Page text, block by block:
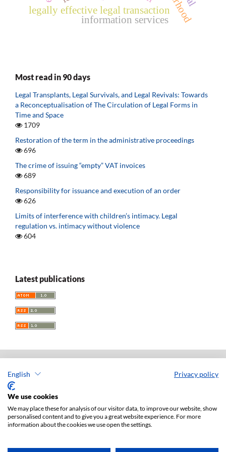
English Privacy policy
We use cookies
We may place these for analysis of our visitor data, to improve our website, show
personalised content and to give you a great website experience. For more
information about the cookies we use open the settings.
legally effective legal transaction
information services
Most read in 90 days
Legal Transplants, Legal Survivals, and Legal Revivals: Towards
a Reconceptualisation of The Circulation of Legal Forms in
Time and Space
1709
Restoration of the term in the administrative proceedings
696
The crime of issuing “empty” VAT invoices
689
Responsibility for issuance and execution of an order
626
Limits of interference with children’s intimacy. Legal
regulation vs. intimacy without violence
604
Latest publications
Acta Universitatis Lodziensis. Folia Iuridica
ISSN: 0208-6069
Publisher: Lodz University Press (website)